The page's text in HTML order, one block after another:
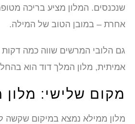
שנכנסים. המלון מציע בריכה
אחרת – במובן הטוב של המילה.
גם הלובי המרשים שווה כמה
אמיתית, מלון המלך דוד הוא
מקום שלישי: מלון
מלון ממילא נמצא במיקום שקשה